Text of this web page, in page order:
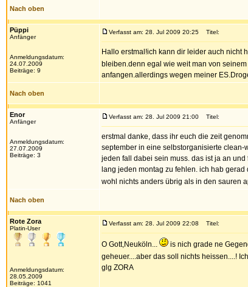
Nach oben
Püppi
Anfänger
Anmeldungsdatum:
24.07.2009
Beiträge: 9
Verfasst am: 28. Jul 2009 20:25 Titel:
Hallo erstmal!ich kann dir leider auch nicht
bleiben.denn egal wie weit man von
anfangen.allerdings wegen meiner
Nach oben
Enor
Anfänger
Anmeldungsdatum:
27.07.2009
Beiträge: 3
Verfasst am: 28. Jul 2009 21:00 Titel:
erstmal danke, dass ihr euch die zeit
september in eine selbstorganisierte
jeden fall dabei sein muss. das ist ja an
lang jeden montag zu fehlen. ich hab
wohl nichts anders übrig als in den sauren
Nach oben
Rote Zora
Platin-User
Anmeldungsdatum:
28.05.2009
Beiträge: 1041
Verfasst am: 28. Jul 2009 22:08 Titel:
O Gott,Neuköln... is nich grade ne
geheuer....aber das soll nichts heissen....!
glg ZORA